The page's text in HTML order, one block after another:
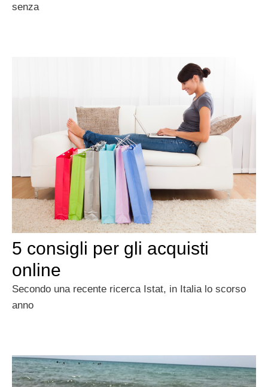
senza
5 consigli per gli acquisti
online
Secondo una recente ricerca Istat, in Italia lo scorso
anno